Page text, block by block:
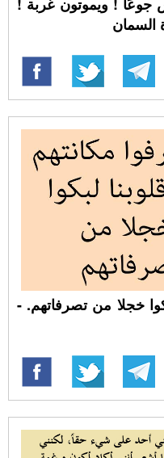
السمان
خجلا من تصرفاتهم. -